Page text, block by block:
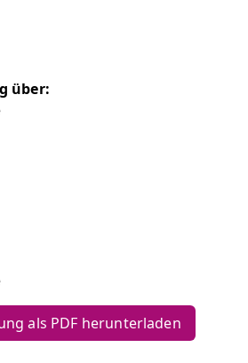
über:
als PDF herunterladen